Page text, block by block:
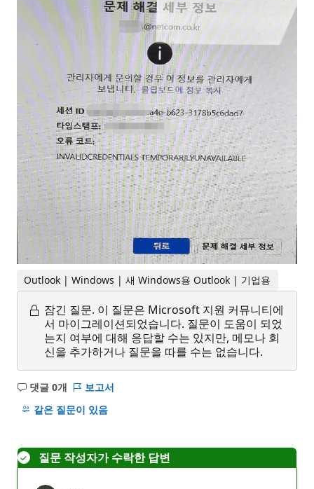
Outlook | Windows | 새 Windows용 Outlook | 기업용
잠긴 질문. 이 질문은 Microsoft 지원 커뮤니티에
서 마이그레이션되었습니다. 질문이 도움이 되었
는지 여부에 대해 응답할 수는 있지만, 메모나 회
신을 추가하거나 질문을 따를 수는 없습니다.
댓글 0개
설
명
보고서
같은 질문이 있음
질문 작성자가 수락한 답변